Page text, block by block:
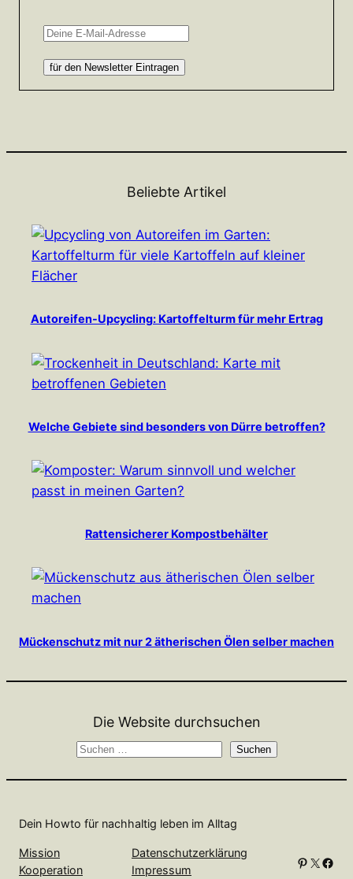
Beliebte Artikel
Autoreifen-Upcycling: Kartoffelturm für mehr Ertrag
Welche Gebiete sind besonders von Dürre betroffen?
Rattensicherer Kompostbehälter
Mückenschutz mit nur 2 ätherischen Ölen selber machen
Die Website durchsuchen
S
e
Suchen
Dein Howto für nachhaltig leben im Alltag
Mission
Kooperation
Datenschutzerklärung
Impressum
Pinterest X Facebook